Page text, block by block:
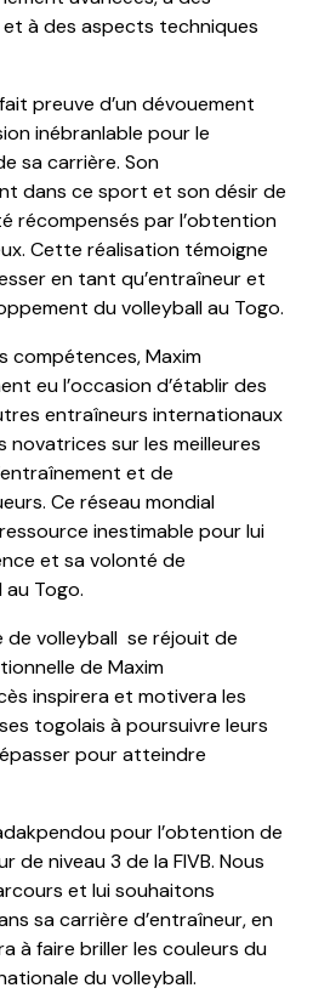
à des aspects techniques
preuve d’un dévouement
inébranlable pour le
sa carrière. Son
dans ce sport et son désir de
récompensés par l’obtention
Cette réalisation témoigne
en tant qu’entraîneur et
du volleyball au Togo.
compétences, Maxim
eu l’occasion d’établir des
entraîneurs internationaux
novatrices sur les meilleures
et de
Ce réseau mondial
inestimable pour lui
et sa volonté de
Togo.
de volleyball se réjouit de
de Maxim
inspirera et motivera les
togolais à poursuivre leurs
pour atteindre
pour l’obtention de
de niveau 3 de la FIVB. Nous
et lui souhaitons
sa carrière d’entraîneur, en
à faire briller les couleurs du
du volleyball.